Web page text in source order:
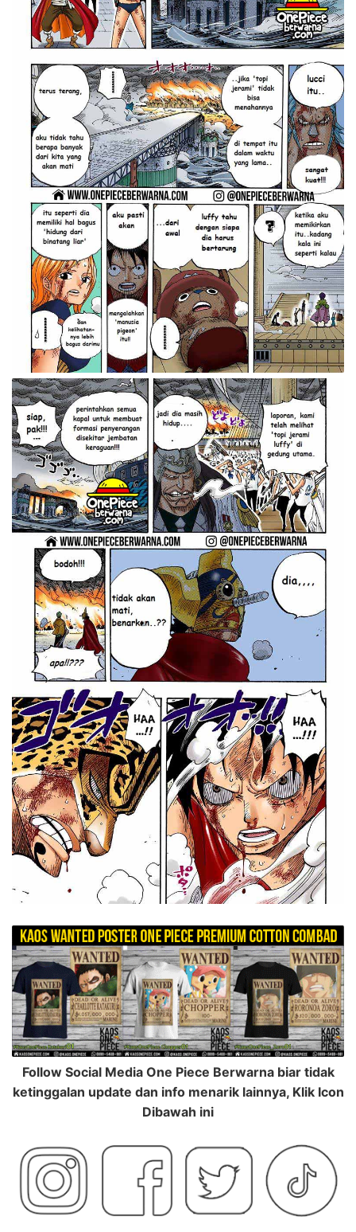
Follow Social Media One Piece Berwarna biar tidak
ketinggalan update dan info menarik lainnya, Klik Icon
Dibawah ini